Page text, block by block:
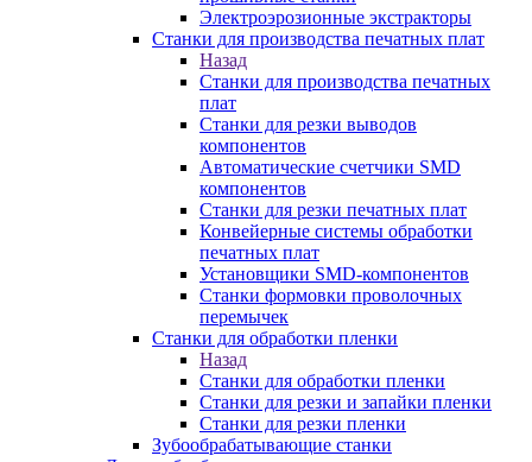
Электроэрозионные экстракторы
Станки для производства печатных плат
Назад
Станки для производства печатных
плат
Станки для резки выводов
компонентов
Автоматические счетчики SMD
компонентов
Станки для резки печатных плат
Конвейерные системы обработки
печатных плат
Установщики SMD-компонентов
Станки формовки проволочных
перемычек
Станки для обработки пленки
Назад
Станки для обработки пленки
Станки для резки и запайки пленки
Станки для резки пленки
Зубообрабатывающие станки